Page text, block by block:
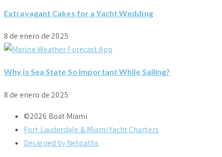
Extravagant Cakes for a Yacht Wedding
8 de enero de 2025
Why is Sea State So Important While Sailing?
8 de enero de 2025
©2026 Boat Miami
Fort Lauderdale & Miami Yacht Charters
Designed by Netpaths